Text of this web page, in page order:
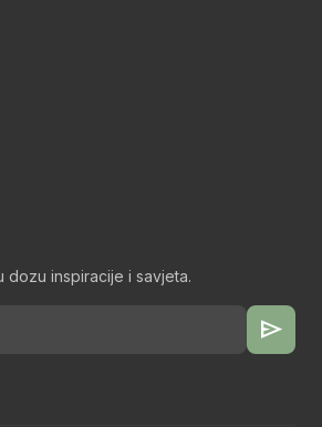
dozu inspiracije i savjeta.
send